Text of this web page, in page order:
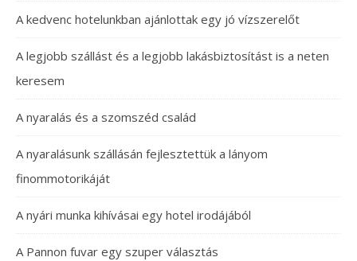
A kedvenc hotelunkban ajánlottak egy jó vízszerelőt
A legjobb szállást és a legjobb lakásbiztosítást is a neten
keresem
A nyaralás és a szomszéd család
A nyaralásunk szállásán fejlesztettük a lányom
finommotorikáját
A nyári munka kihívásai egy hotel irodájából
A Pannon fuvar egy szuper választás